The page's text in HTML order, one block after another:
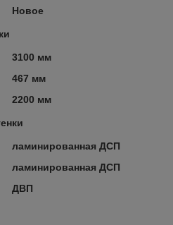
Новое
3100 мм
467 мм
2200 мм
ламинированная ДСП
ламинированная ДСП
ДВП